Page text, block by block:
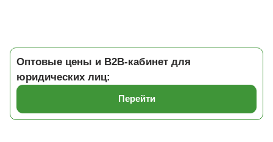
Оптовые цены и B2B-кабинет для
юридических лиц:
Перейти